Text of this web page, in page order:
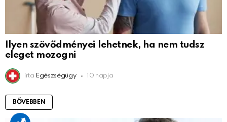
Ilyen szövődményei lehetnek, ha nem tudsz
eleget mozogni
írta Egészségügy 10 napja
BŐVEBBEN